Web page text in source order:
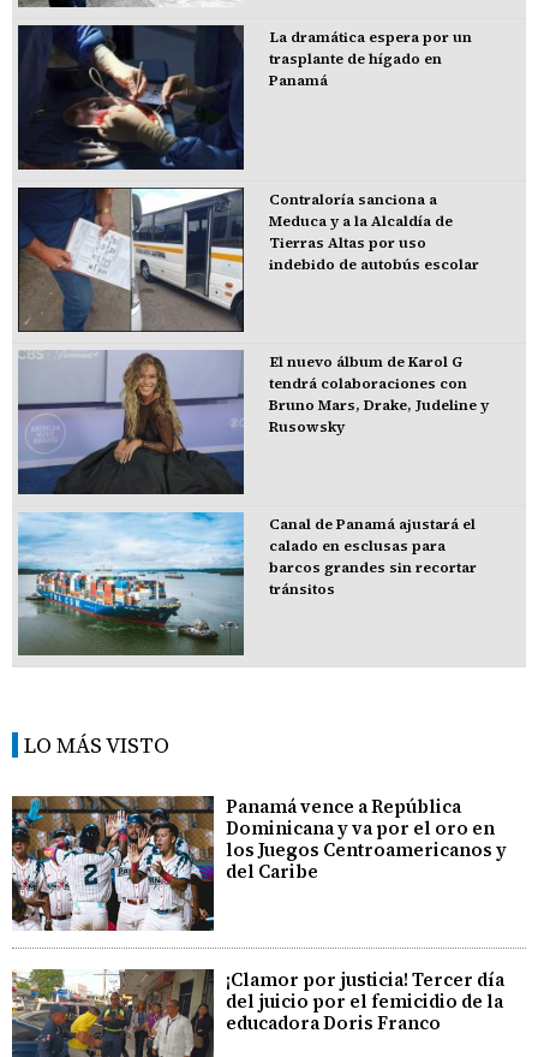
La dramática espera por un
trasplante de hígado en
Panamá
Contraloría sanciona a
Meduca y a la Alcaldía de
Tierras Altas por uso
indebido de autobús escolar
El nuevo álbum de Karol G
tendrá colaboraciones con
Bruno Mars, Drake, Judeline y
Rusowsky
Canal de Panamá ajustará el
calado en esclusas para
barcos grandes sin recortar
tránsitos
LO MÁS VISTO
Panamá vence a República
Dominicana y va por el oro en
los Juegos Centroamericanos y
del Caribe
¡Clamor por justicia! Tercer día
del juicio por el femicidio de la
educadora Doris Franco